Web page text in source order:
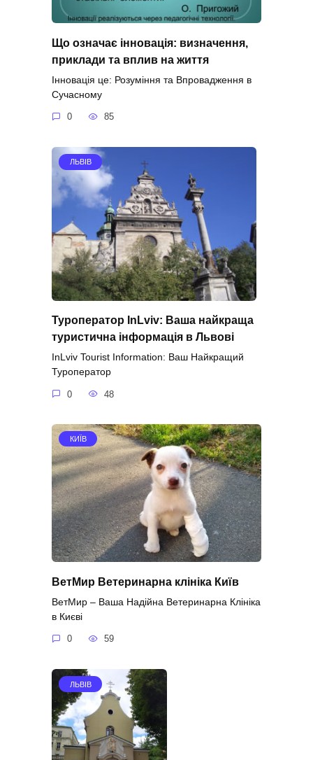
Що означає інновація: визначення,
приклади та вплив на життя
Інновація це: Розуміння та Впровадження в
Сучасному
0 85
ЛЬВІВ
Туроператор InLviv: Ваша найкраща
туристична інформація в Львові
InLviv Tourist Information: Ваш Найкращий
Туроператор
0 48
КИЇВ
ВетМир Ветеринарна клініка Київ
ВетМир – Ваша Надійна Ветеринарна Клініка
в Києві
0 59
ЛЬВІВ